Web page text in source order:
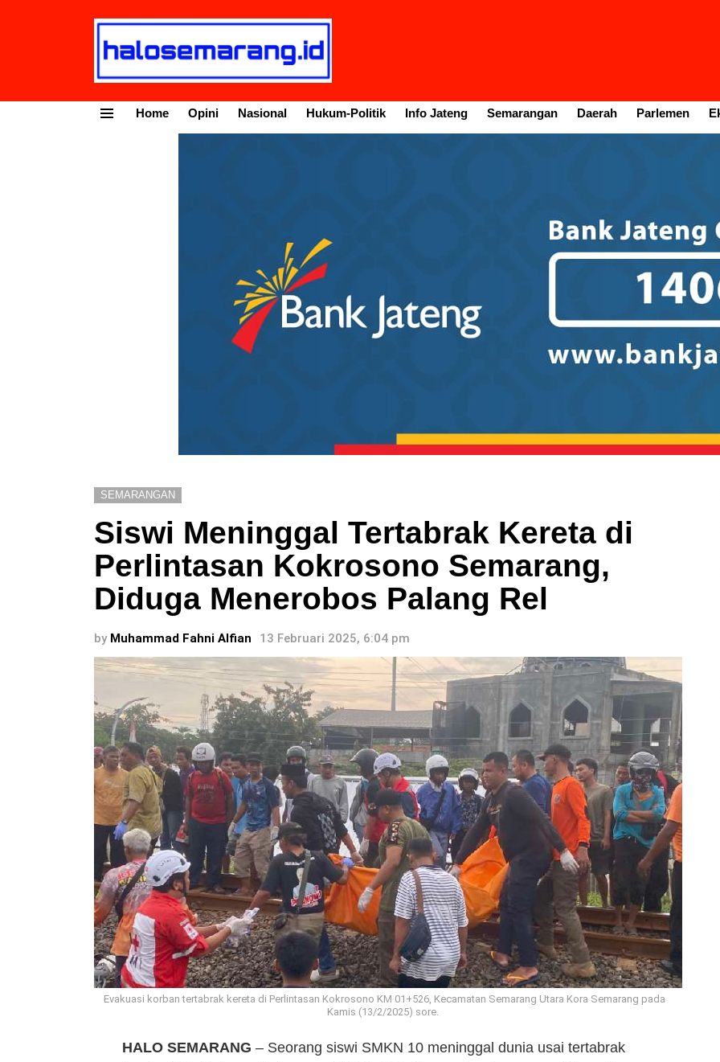
Home Opini Nasional Hukum-Politik Info Jateng Semarangan Daerah Parlemen
SEMARANGAN
Siswi Meninggal Tertabrak Kereta di
Perlintasan Kokrosono Semarang,
Diduga Menerobos Palang Rel
by Muhammad Fahni Alfian 13 Februari 2025, 6:04 pm
Evakuasi korban tertabrak kereta di Perlintasan Kokrosono KM 01+526, Kecamatan Semarang Utara Kora Semarang pada
Kamis (13/2/2025) sore.
HALO SEMARANG – Seorang siswi SMKN 10 meninggal dunia usai tertabrak